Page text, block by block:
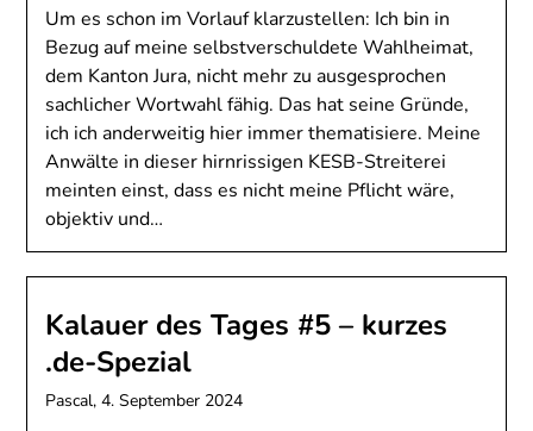
Um es schon im Vorlauf klarzustellen: Ich bin in
Bezug auf meine selbstverschuldete Wahlheimat,
dem Kanton Jura, nicht mehr zu ausgesprochen
sachlicher Wortwahl fähig. Das hat seine Gründe,
ich ich anderweitig hier immer thematisiere. Meine
Anwälte in dieser hirnrissigen KESB-Streiterei
meinten einst, dass es nicht meine Pflicht wäre,
objektiv und…
Kalauer des Tages #5 – kurzes
.de-Spezial
Pascal,4. September 2024